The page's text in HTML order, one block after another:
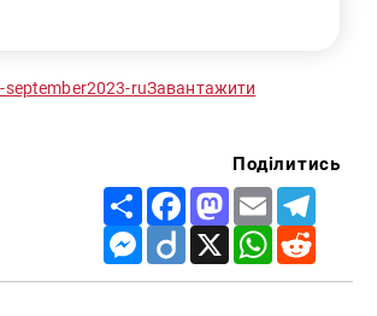
ruЗавантажити
Поділитись
Share FacebookMastodon
Email
Messenger
Diigo X WhatsApp